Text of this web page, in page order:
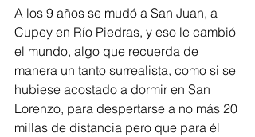
A los 9 años se mudó a San Juan, a
Cupey en Río Piedras, y eso le cambió
el mundo, algo que recuerda de
manera un tanto surrealista, como si se
hubiese acostado a dormir en San
Lorenzo, para despertarse a no más 20
millas de distancia pero que para él